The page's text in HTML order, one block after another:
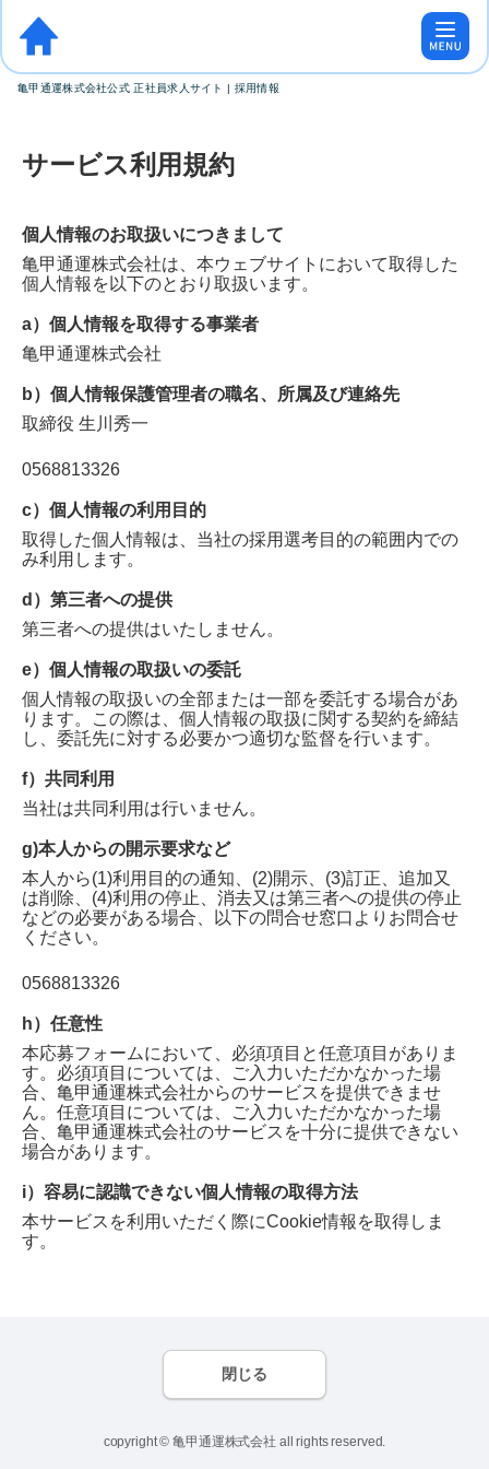
亀甲通運株式会社公式 正社員求人サイト | 採用情報
サービス利用規約
個人情報のお取扱いにつきまして
亀甲通運株式会社は、本ウェブサイトにおいて取得した
個人情報を以下のとおり取扱います。
a）個人情報を取得する事業者
亀甲通運株式会社
b）個人情報保護管理者の職名、所属及び連絡先
取締役 生川秀一
0568813326
c）個人情報の利用目的
取得した個人情報は、当社の採用選考目的の範囲内での
み利用します。
d）第三者への提供
第三者への提供はいたしません。
e）個人情報の取扱いの委託
個人情報の取扱いの全部または一部を委託する場合があ
ります。この際は、個人情報の取扱に関する契約を締結
し、委託先に対する必要かつ適切な監督を行います。
f）共同利用
当社は共同利用は行いません。
g)本人からの開示要求など
本人から(1)利用目的の通知、(2)開示、(3)訂正、追加又
は削除、(4)利用の停止、消去又は第三者への提供の停止
などの必要がある場合、以下の問合せ窓口よりお問合せ
ください。
0568813326
h）任意性
本応募フォームにおいて、必須項目と任意項目がありま
す。必須項目については、ご入力いただかなかった場
合、 亀甲通運株式会社からのサービスを提供できませ
ん。任意項目については、ご入力いただかなかった場
合、 亀甲通運株式会社のサービスを十分に提供できない
場合があります。
i）容易に認識できない個人情報の取得方法
本サービスを利用いただく際にCookie情報を取得しま
す。
閉じる
copyright © 亀甲通運株式会社 all rights reserved.